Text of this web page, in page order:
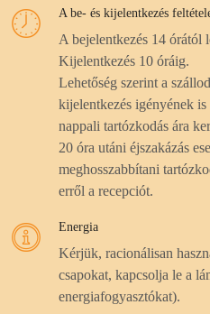
A be- és kijelentkezés
A bejelentkezés 14 órától
Kijelentkezés 10 óráig.
Lehetőség szerint a
kijelentkezés igényének
nappali tartózkodás ára
20 óra utáni éjszakázás
meghosszabbítani
erről a recepciót.
Energia
Kérjük, racionálisan
csapokat, kapcsolja le a
energiafogyasztókat).